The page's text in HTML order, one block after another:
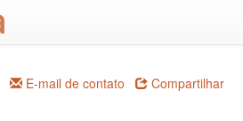
E-mail de contato Compartilhar